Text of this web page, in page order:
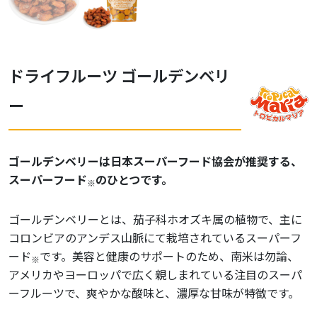
ドライフルーツ ゴールデンベリ
ー
ゴールデンベリーは日本スーパーフード協会が推奨する、
スーパーフード※のひとつです。
ゴールデンベリーとは、茄子科ホオズキ属の植物で、主に
コロンビアのアンデス山脈にて栽培されているスーパーフ
ード※です。美容と健康のサポートのため、南米は勿論、
アメリカやヨーロッパで広く親しまれている注目のスーパ
ーフルーツで、爽やかな酸味と、濃厚な甘味が特徴です。